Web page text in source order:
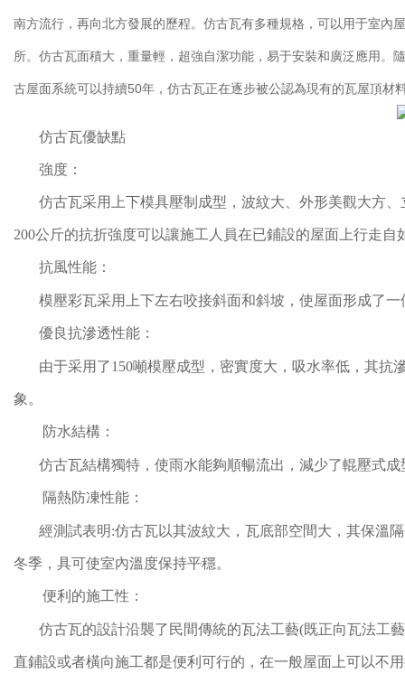
南方流行，再向北方發展的歷程。仿古瓦有多種規格，可以用于室內
所。仿古瓦面積大，重量輕，超強自潔功能，易于安裝和廣泛應用
古屋面系統可以持續50年，仿古瓦正在逐步被公認為現有的瓦屋頂材
仿古瓦優缺點
強度：
仿古瓦采用上下模具壓制成型，波紋大、外形美觀大方、
200公斤的抗折強度可以讓施工人員在已鋪設的屋面上行走
抗風性能：
模壓彩瓦采用上下左右咬接斜面和斜坡，使屋面形成了
優良抗滲透性能：
由于采用了150噸模壓成型，密實度大，吸水率低，其抗
象。
防水結構：
仿古瓦結構獨特，使雨水能夠順暢流出，減少了輥壓式成
隔熱防凍性能：
經測試表明:仿古瓦以其波紋大，瓦底部空間大，其保溫
冬季，具可使室內溫度保持平穩。
便利的施工性：
仿古瓦的設計沿襲了民間傳統的瓦法工藝(既正向瓦法工
直鋪設或者橫向施工都是便利可行的，在一般屋面上可以不